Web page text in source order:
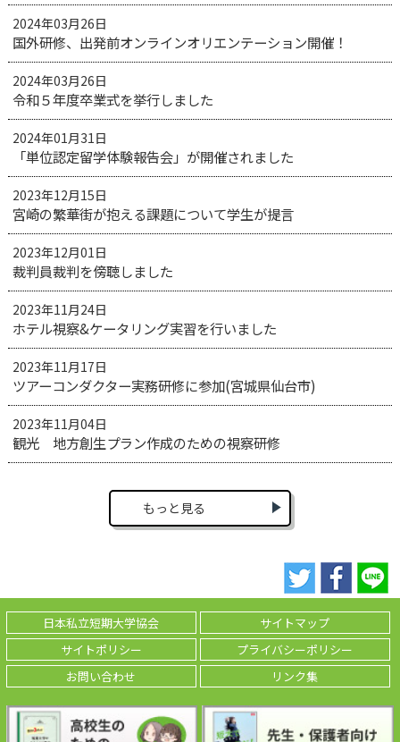
2024年03月26日
国外研修、出発前オンラインオリエンテーション開催！
2024年03月26日
令和５年度卒業式を挙行しました
2024年01月31日
「単位認定留学体験報告会」が開催されました
2023年12月15日
宮崎の繁華街が抱える課題について学生が提言
2023年12月01日
裁判員裁判を傍聴しました
2023年11月24日
ホテル視察&ケータリング実習を行いました
2023年11月17日
ツアーコンダクター実務研修に参加(宮城県仙台市)
2023年11月04日
観光 地方創生プラン作成のための視察研修
もっと見る
日本私立短期大学協会
サイトマップ
サイトポリシー
プライバシーポリシー
お問い合わせ
リンク集